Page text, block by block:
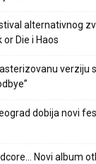
alternativnog
Die i Haos
verziju
dobija novi
Novi album